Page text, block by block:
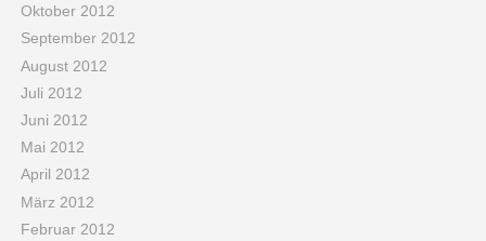
Oktober 2012
September 2012
August 2012
Juli 2012
Juni 2012
Mai 2012
April 2012
März 2012
Februar 2012